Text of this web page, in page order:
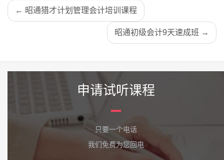
← 昭通猎才计划管理会计培训课程
昭通初级会计9天速成班 →
申请试听课程
只要一个电话
我们免费为您回电